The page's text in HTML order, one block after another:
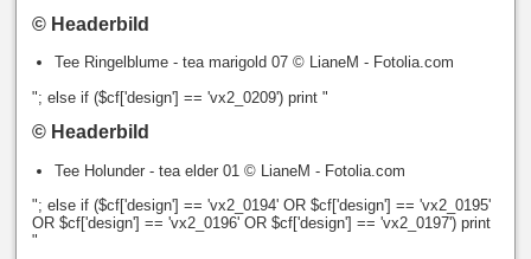
© Headerbild
Tee Ringelblume - tea marigold 07 © LianeM - Fotolia.com
"; else if ($cf['design'] == 'vx2_0209') print "
© Headerbild
Tee Holunder - tea elder 01 © LianeM - Fotolia.com
"; else if ($cf['design'] == 'vx2_0194' OR $cf['design'] == 'vx2_0195'
OR $cf['design'] == 'vx2_0196' OR $cf['design'] == 'vx2_0197') print
"